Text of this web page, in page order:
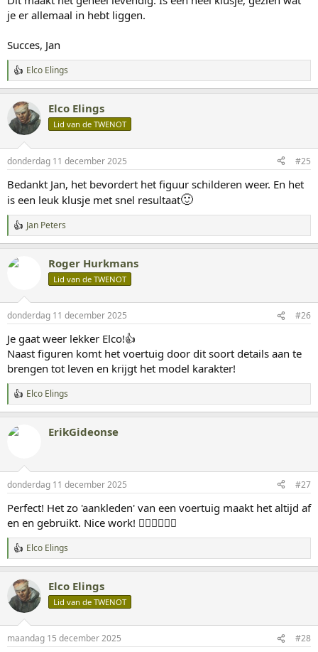
:
je er allemaal in hebt liggen.
Succes, Jan
W
a
r
d
e
n
e
n
Elco Elings
Elco Elings
Lid van de TWENOT
donderdag 11 december 2025 #25
Bedankt Jan, het bevordert het figuur schilderen weer. En het
is een leuk klusje met snel resultaat🙂
W
a
r
n
e
n
:
Jan Peters
Roger Hurkmans
Lid van de TWENOT
donderdag 11 december 2025 #26
Je gaat weer lekker Elco!👍
Naast figuren komt het voertuig door dit soort details aan te
brengen tot leven en krijgt het model karakter!
W
a
r
n
e
n
:
Elco Elings
ErikGideonse
donderdag 11 december 2025 #27
Perfect! Het zo 'aankleden' van een voertuig maakt het altijd af
en en gebruikt. Nice work! 👌🏻👌🏻👌🏻
W
a
r
d
e
n
Elco Elings
Elco Elings
Lid van de TWENOT
maandag 15 december 2025 #28